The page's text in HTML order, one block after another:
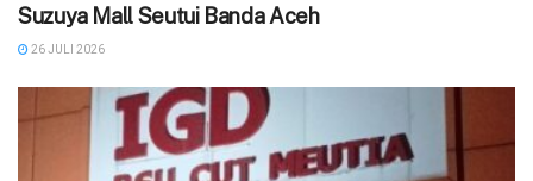
Suzuya Mall Seutui Banda Aceh
26 JULI 2026